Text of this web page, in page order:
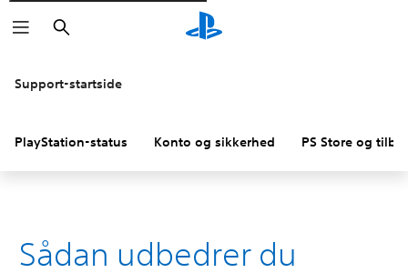
Søg
Support-startside
PlayStation-status Konto og sikkerhed PS Store og
Sådan udbedrer du